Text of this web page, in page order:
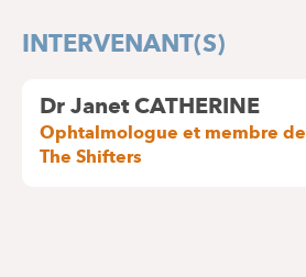
INTERVENANT(S)
Dr Janet CATHERINE
Ophtalmologue et membre de
The Shifters